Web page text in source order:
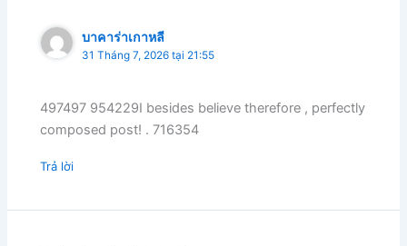
บาคาร่าเกาหลี
31 Tháng 7, 2026 tại 21:55
497497 954229I besides believe therefore , perfectly
composed post! . 716354
Trả lời